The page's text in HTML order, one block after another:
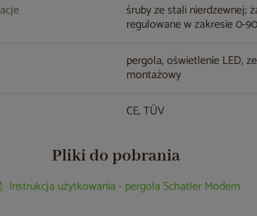
śruby ze stali nierdzewnej;
regulowane w zakresie 0-
pergola, oświetlenie LED,
montażowy
CE, TÜV
Pliki do pobrania
Instrukcja użytkowania - pergola Schatler Modern